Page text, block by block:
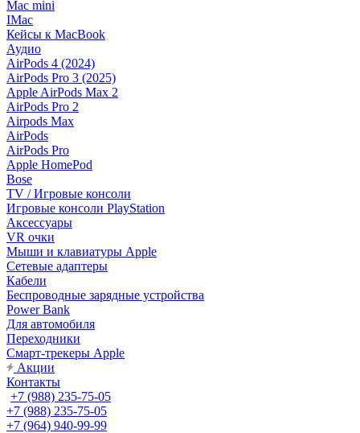
Mac mini
IMac
Кейсы к MacBook
Аудио
AirPods 4 (2024)
AirPods Pro 3 (2025)
Apple AirPods Max 2
AirPods Pro 2
Airpods Max
AirPods
AirPods Pro
Apple HomePod
Bose
TV / Игровые консоли
Игровые консоли PlayStation
Аксессуары
VR очки
Мыши и клавиатуры Apple
Сетевые адаптеры
Кабели
Беспроводные зарядные устройства
Power Bank
Для автомобиля
Переходники
Смарт-трекеры Apple
Акции
Контакты
+7 (988) 235-75-05
+7 (988) 235-75-05
+7 (964) 940-99-99